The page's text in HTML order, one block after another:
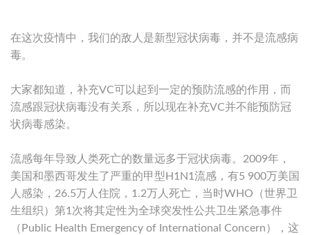
在这次疫情中，我们的敌人是新型冠状病毒，并不是流感病
毒。
大家都知道，补充VC可以起到一定的预防流感的作用，而
流感跟冠状病毒没有关系，所以现在补充VC并不能预防冠
状病毒感染。
流感每年导致人类死亡的数量远多于冠状病毒。2009年，
美国和墨西哥发生了严重的甲型H1N1流感，有5 900万美国
人感染，26.5万人住院，1.2万人死亡，当时WHO（世界卫
生组织）第1次将其定性为全球突发性公共卫生紧急事件
（Public Health Emergency of International Concern），这